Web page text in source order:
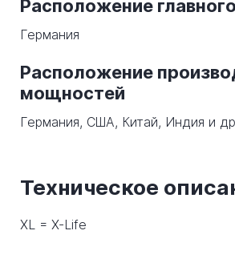
Расположение
Германия
Расположение
мощностей
Германия, США, Китай, Индия и
Техническое
XL = X-Life